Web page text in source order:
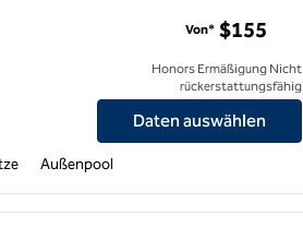
Inn Oxnard/Camarillo anzeigen
Von* $155
Honors Ermäßigung Nicht
rückerstattungsfähig
Daten auswählen
Außenpool